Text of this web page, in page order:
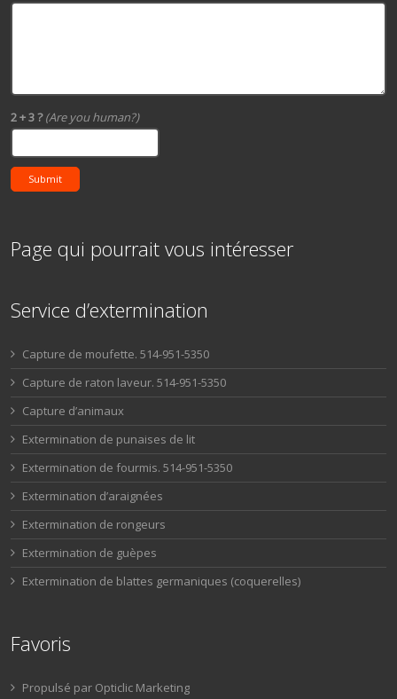
2 + 3 ?(Are you human?)
Submit
Page qui pourrait vous intéresser
Service d’extermination
Capture de moufette. 514-951-5350
Capture de raton laveur. 514-951-5350
Capture d’animaux
Extermination de punaises de lit
Extermination de fourmis. 514-951-5350
Extermination d’araignées
Extermination de rongeurs
Extermination de guèpes
Extermination de blattes germaniques (coquerelles)
Favoris
Propulsé par Opticlic Marketing